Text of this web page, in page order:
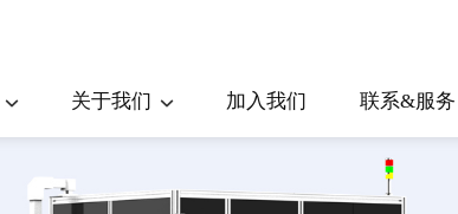
关于我们 加入我们 联系&服务